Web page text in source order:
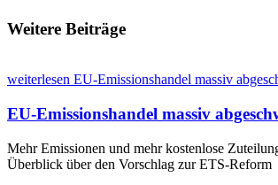
Weitere Beiträge
weiterlesen EU-Emissionshandel massiv
EU-Emissionshandel massiv
Mehr Emissionen und mehr kostenlose
Überblick über den Vorschlag zur ETS-Reform